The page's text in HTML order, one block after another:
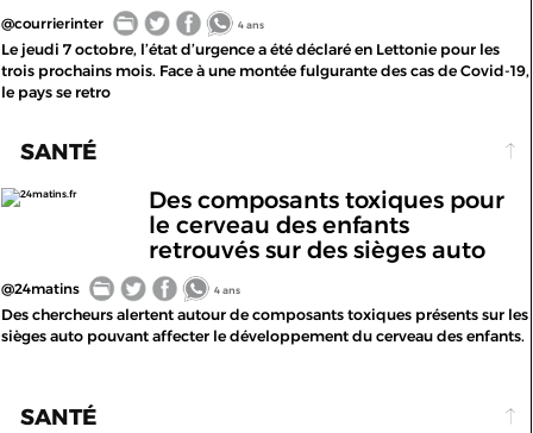
@courrierinter 4 ans
Le jeudi 7 octobre, l’état d’urgence a été déclaré en Lettonie pour les
trois prochains mois. Face à une montée fulgurante des cas de Covid-19,
le pays se retro
SANTÉ
24matins.fr
Des composants toxiques pour
le cerveau des enfants
retrouvés sur des sièges auto
@24matins 4 ans
Des chercheurs alertent autour de composants toxiques présents sur les
sièges auto pouvant affecter le développement du cerveau des enfants.
SANTÉ